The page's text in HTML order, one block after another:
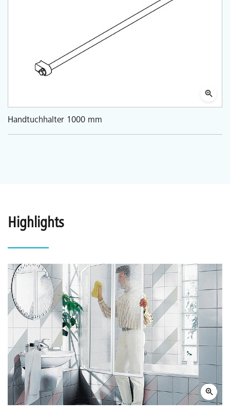
Handtuchhalter 1000 mm
Highlights